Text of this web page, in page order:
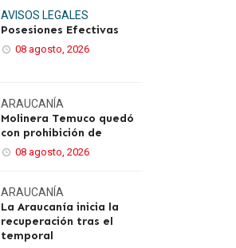
AVISOS LEGALES
Posesiones Efectivas
08 agosto, 2026
ARAUCANÍA
Molinera Temuco quedó
con prohibición de
08 agosto, 2026
ARAUCANÍA
La Araucanía inicia la
recuperación tras el
temporal